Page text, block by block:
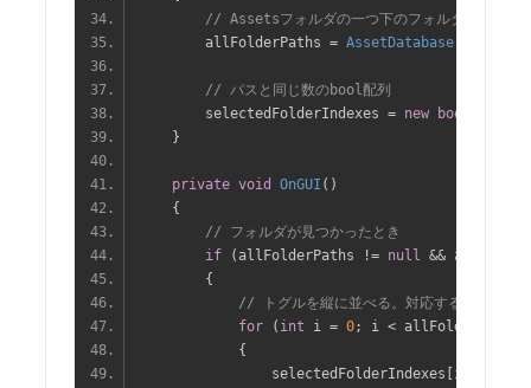
// Assetsフォルダの一つ下のフォルダのパスを
        allFolderPaths
= AssetDatabase
// パスと同じ数のbool配列
        selectedFolderIndexes
= new bool
}
private void OnGUI ()
{
// フォルダが見つかったとき
if
( allFolderPaths != null &&
{
// トグルを縦に並べる。対応するパスを表
for
( int i = 0; i < allFolderPaths
{
                selectedFolderIndexes
i